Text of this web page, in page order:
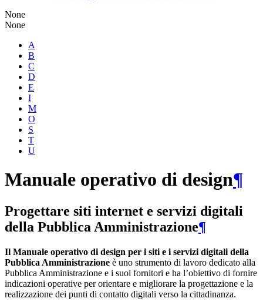
None
None
A
B
C
D
E
I
M
O
S
T
U
Manuale operativo di design¶
Progettare siti internet e servizi digitali
della Pubblica Amministrazione¶
Il Manuale operativo di design per i siti e i servizi digitali della
Pubblica Amministrazione è uno strumento di lavoro dedicato alla
Pubblica Amministrazione e i suoi fornitori e ha l’obiettivo di fornire
indicazioni operative per orientare e migliorare la progettazione e la
realizzazione dei punti di contatto digitali verso la cittadinanza.